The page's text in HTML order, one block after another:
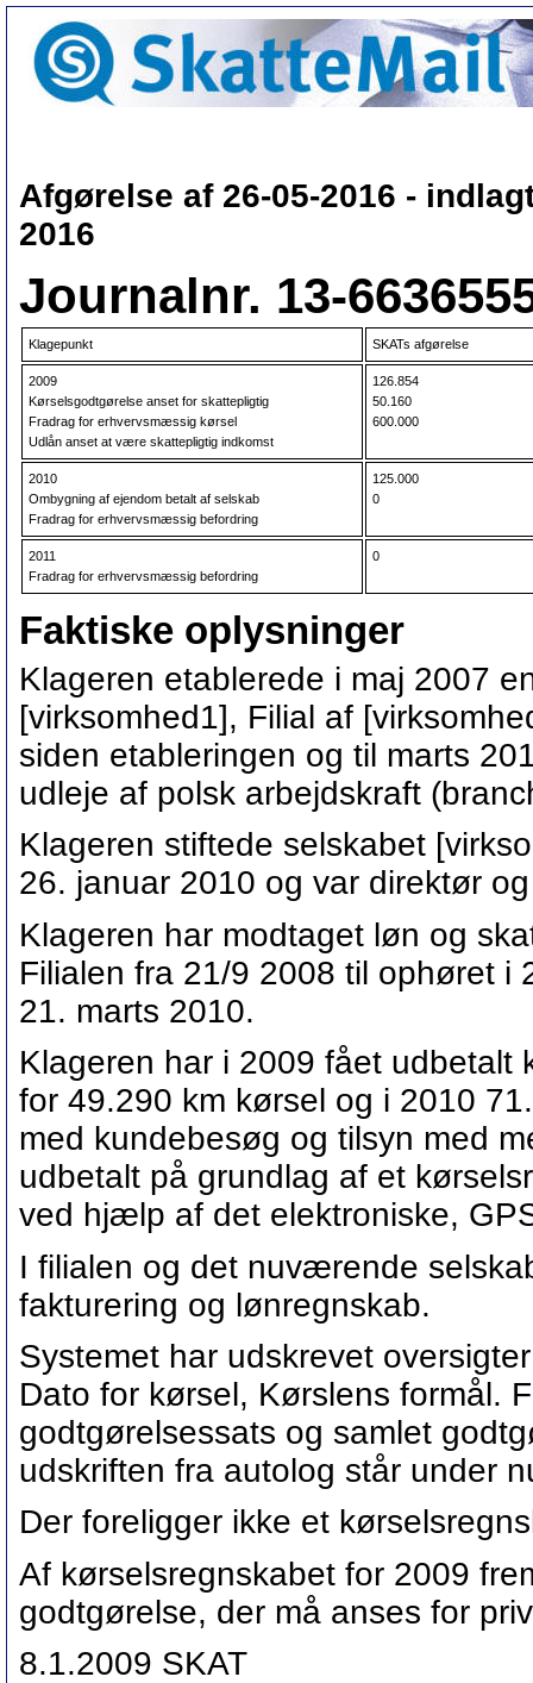
Afgørelse af 26-05-2016 -
2016
Journalnr. 13-
Klagepunkt SKATs afgørelse
2009
Kørselsgodtgørelse anset for skattepligtig
Fradrag for erhvervsmæssig kørsel
Udlån anset at være skattepligtig indkomst
126.854
50.160
600.000
2010
Ombygning af ejendom betalt af selskab
Fradrag for erhvervsmæssig befordring
125.000
0
2011
Fradrag for erhvervsmæssig befordring
0
Faktiske oplysninger
Klageren etablerede i maj 2007
[virksomhed1], Filial af
siden etableringen og til marts
udleje af polsk arbejdskraft
Klageren stiftede selskabet
26. januar 2010 og var direktør
Klageren har modtaget løn og
Filialen fra 21/9 2008 til ophøret i
21. marts 2010.
Klageren har i 2009 fået udbetalt
for 49.290 km kørsel og i 2010
med kundebesøg og tilsyn med
udbetalt på grundlag af et
ved hjælp af det elektroniske,
I filialen og det nuværende
fakturering og lønregnskab.
Systemet har udskrevet
Dato for kørsel, Kørslens formål.
godtgørelsessats og samlet
udskriften fra autolog står under
Der foreligger ikke et
Af kørselsregnskabet for 2009
godtgørelse, der må anses for
8.1.2009 SKAT